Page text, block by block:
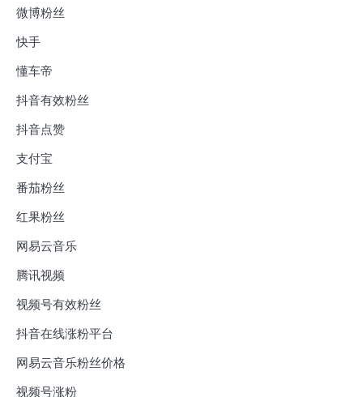
微博粉丝
快手
懂车帝
抖音有效粉丝
抖音点赞
支付宝
番茄粉丝
红果粉丝
网易云音乐
腾讯视频
视频号有效粉丝
抖音在线涨粉平台
网易云音乐粉丝价格
视频号涨粉